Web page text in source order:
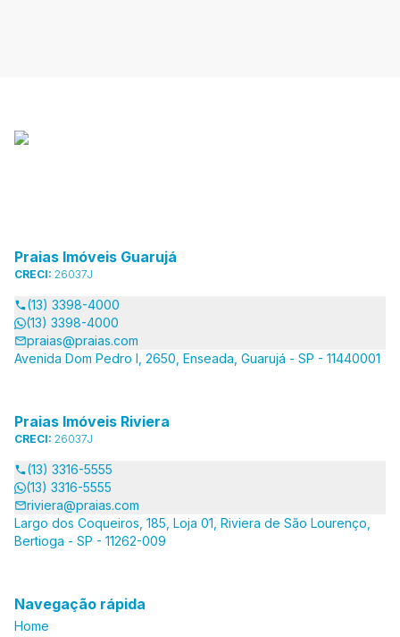
Praias Imóveis Guarujá
CRECI: 26037J
(13) 3398-4000
(13) 3398-4000
praias@praias.com
Avenida Dom Pedro I, 2650, Enseada, Guarujá - SP - 11440001
Praias Imóveis Riviera
CRECI: 26037J
(13) 3316-5555
(13) 3316-5555
riviera@praias.com
Largo dos Coqueiros, 185, Loja 01, Riviera de São Lourenço,
Bertioga - SP - 11262-009
Navegação rápida
Home